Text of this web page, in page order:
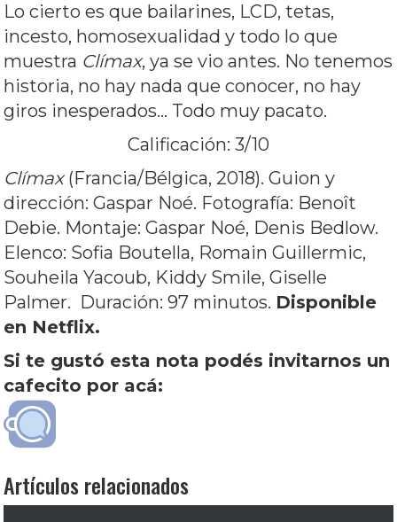
Lo cierto es que bailarines, LCD, tetas,
incesto, homosexualidad y todo lo que
muestra Clímax, ya se vio antes. No tenemos
historia, no hay nada que conocer, no hay
giros inesperados… Todo muy pacato.
Calificación: 3/10
Clímax(Francia/Bélgica, 2018). Guion y
dirección: Gaspar Noé. Fotografía: Benoît
Debie. Montaje: Gaspar Noé, Denis Bedlow.
Elenco: Sofia Boutella, Romain Guillermic,
Souheila Yacoub, Kiddy Smile, Giselle
Palmer. Duración: 97 minutos. Disponible
en Netflix.
Si te gustó esta nota podés invitarnos un
cafecito por acá:
Artículos relacionados